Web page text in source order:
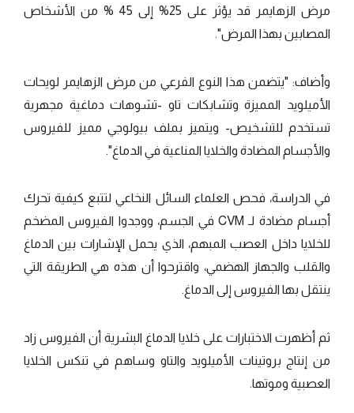
مرض الزهايمر قد يؤثر على 25% إلى 45 % من الأشخاص
المصابين بهذا المرض".
وأضاف: "يتضمن هذا النوع الفرعي من مرض الزهايمر لويحات
الأميلويد المميزة وتشابكات تاو -تشوهات دماغية مجهرية
تستخدم للتشخيص- ويتميز بملف بيولوجي مميز للفيروس
والأجسام المضادة والخلايا المناعية في الدماغ".
في الدراسة، فحص العلماء السائل النخاعي لتتبع كيفية تحرك
أجسام مضادة لـ CVM في الجسم، ووجدوا الفيروس المضخم
للخلايا داخل العصب المبهم، الذي يحمل الإشارات بين الدماغ
والقلب والجهاز الهضمي، واقترحوا أن هذه هي الطريقة التي
ينتقل بها الفيروس إلى الدماغ.
ثم أظهرت الاختبارات على خلايا الدماغ البشرية أن الفيروس زاد
من إنتاج بروتينات الأميلويد والتاو وساهم في تنكس الخلايا
العصبية وموتها.